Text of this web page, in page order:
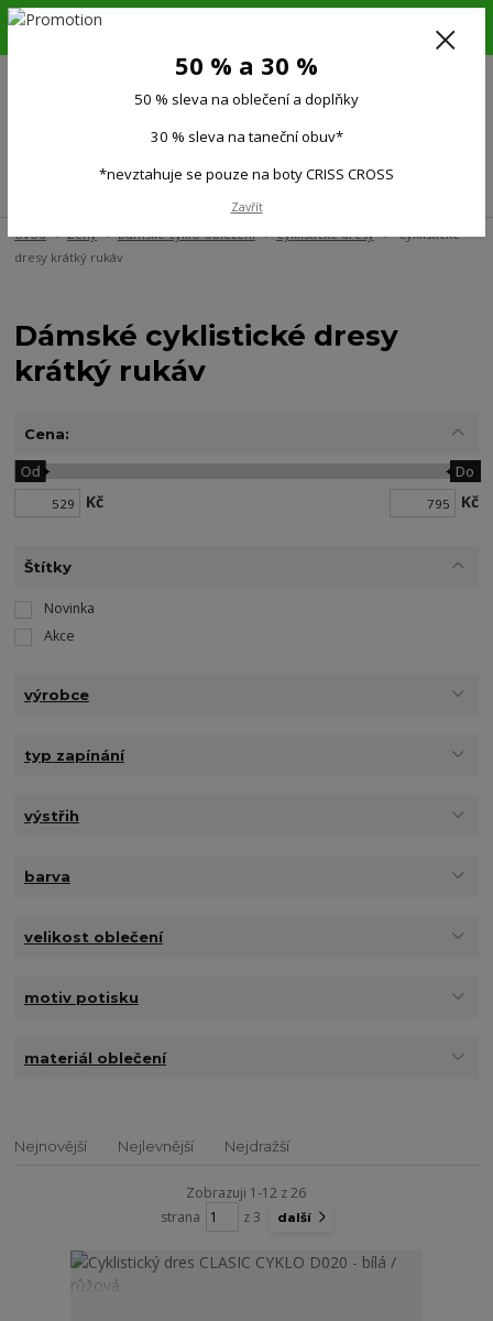
6.-16.8.26. DOVOLENÁ !!! 50 % SLEVA na všechno oblečení a doplňky !!!
(Po-Pá 9:00-15.00)
Úvod Ženy Dámské cyklo oblečení Cyklistické dresy
Cyklistické
dresy krátký rukáv
Dámské cyklistické dresy
krátký rukáv
Cena:
Kč
Od Do
Kč
Štítky
Novinka
Akce
výrobce
typ zapínání
výstřih
barva
velikost oblečení
motiv potisku
materiál oblečení
Nejnovější Nejlevnější Nejdražší
Zobrazuji 1-12 z 26
strana
z 3 další
50 % a 30 %
50 % sleva na oblečení a doplňky
30 % sleva na taneční obuv*
*nevztahuje se pouze na boty CRISS CROSS
Zavřít